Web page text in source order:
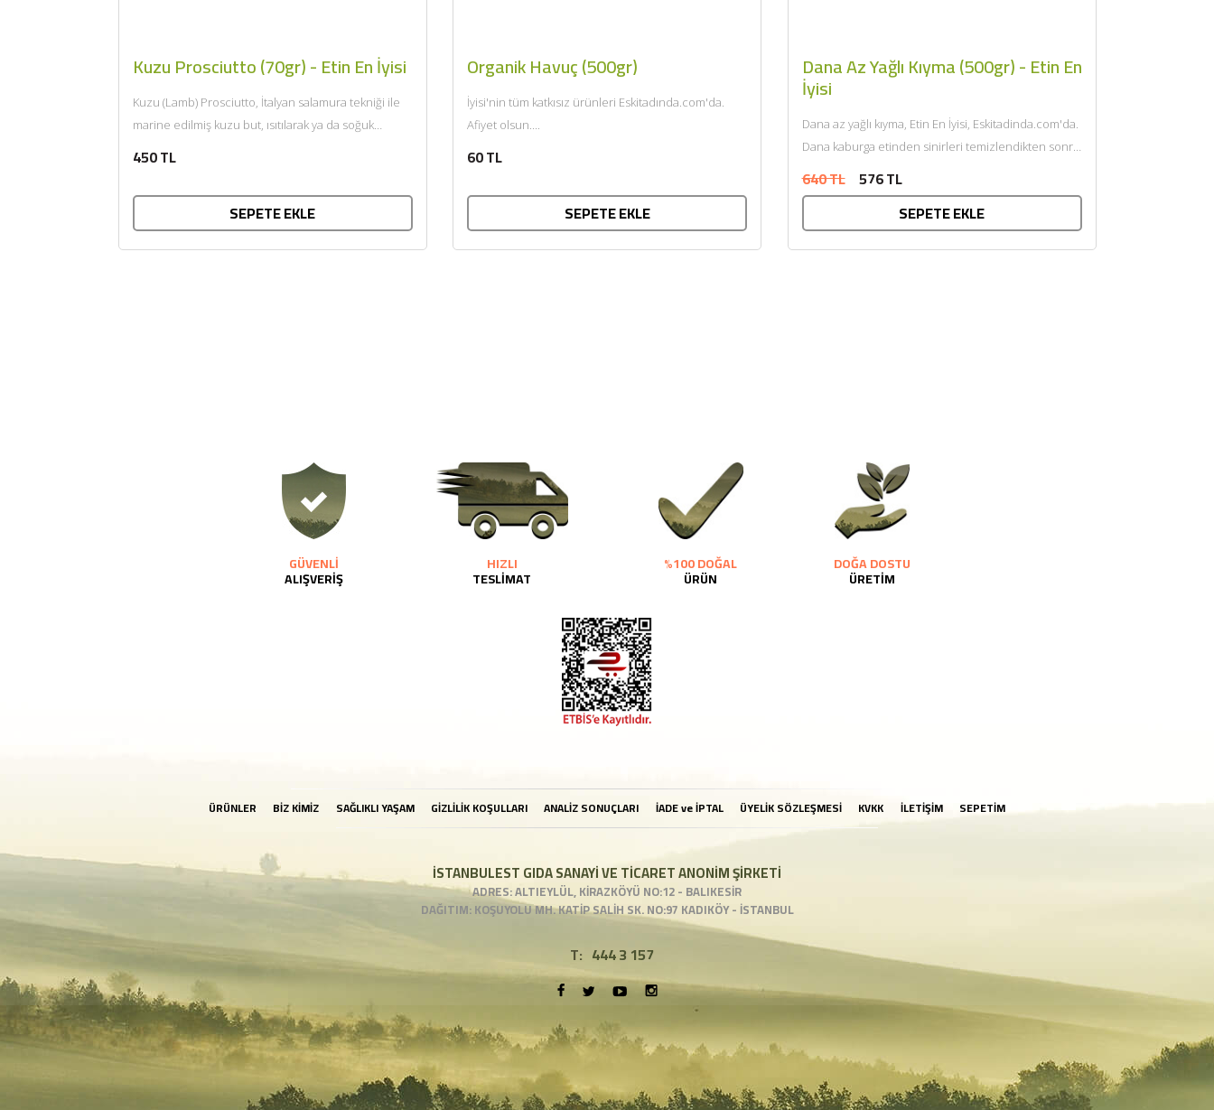
Kuzu Prosciutto (70gr) - Etin En İyisi
Kuzu (Lamb) Prosciutto, İtalyan salamura tekniği ile
marine edilmiş kuzu but, ısıtılarak ya da soğuk
450 TL
SEPETE EKLE
Organik Havuç (500gr)
İyisi'nin tüm katkısız ürünleri Eskitadında.com'da.
Afiyet olsun....
60 TL
SEPETE EKLE
Dana Az Yağlı Kıyma (500gr) - Etin En
İyisi
Dana az yağlı kıyma, Etin En İyisi, Eskitadinda.com'da.
Dana kaburga etinden sinirleri temizlendikten sonra
640 TL 576 TL
SEPETE EKLE
GÜVENLİ
ALIŞVERİŞ
HIZLI
TESLİMAT
%100 DOĞAL
ÜRÜN
DOĞA DOSTU
ÜRETİM
ÜRÜNLER BİZ KİMİZ SAĞLIKLI YAŞAM GİZLİLİK KOŞULLARI ANALİZ SONUÇLARI İADE ve İPTAL ÜYELİK SÖZLEŞMESİ KVKK İLETİŞİM SEPETİM
İSTANBULEST GIDA SANAYİ VE TİCARET ANONİM ŞİRKETİ
ADRES: ALTIEYLÜL, KİRAZKÖYÜ NO:12 - BALIKESİR
DAĞITIM: KOŞUYOLU MH. KATİP SALİH SK. NO:97 KADIKÖY - İSTANBUL
T: 444 3 157